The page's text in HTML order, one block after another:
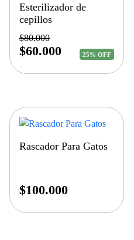
Esterilizador de
cepillos
$80.000
$60.000 25% OFF
Rascador Para Gatos
$100.000